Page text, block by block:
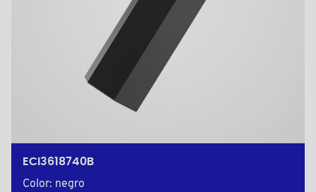
ECI3618740B
Color: negro